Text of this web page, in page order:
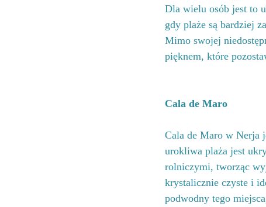
Dla wielu osób jest to
gdy plaże są bardziej
Mimo swojej
pięknem, które
Cala de Maro
Cala de Maro w Nerja
urokliwa plaża jest
rolniczymi, tworząc
krystalicznie czyste i
podwodny tego